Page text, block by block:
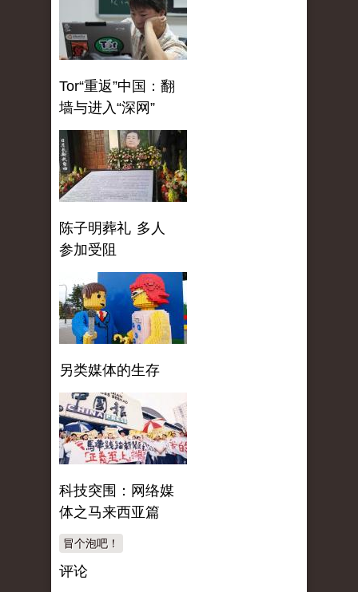
Tor“重返”中国：翻
墙与进入“深网”
陈子明葬礼 多人
参加受阻
另类媒体的生存
科技突围：网络媒
体之马来西亚篇
冒个泡吧！
评论